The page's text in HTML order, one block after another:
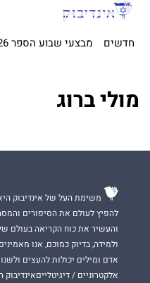
חדשים מבצעי שבוע הספר 2026
מולי ברוג
משימת העל של אינדיבוק
להפיץ לעולם את הסיפורים
והעשיר את כוח הקריאה בעולם
ולמידה, בדיוק כמוכם, אנו
אדם ומילים יכולות להעצים
אלקטרוניים /